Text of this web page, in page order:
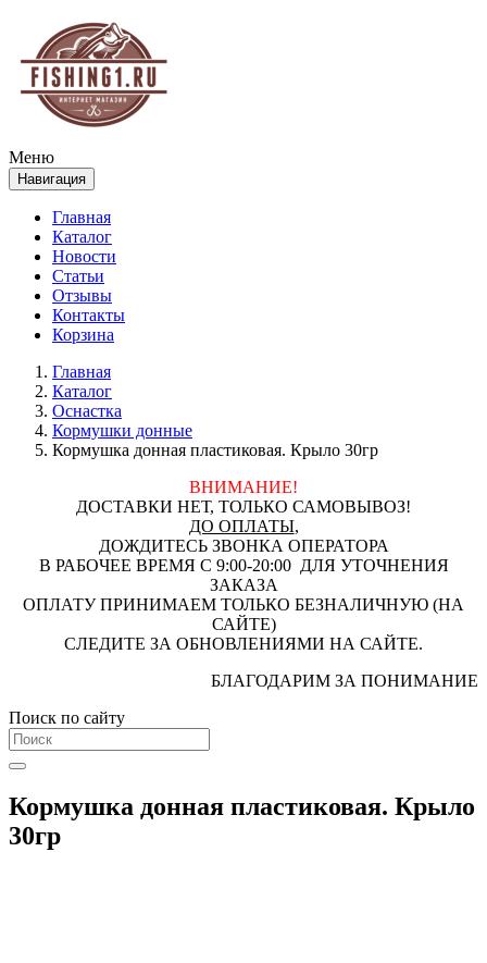
Меню
Навигация
Главная
Каталог
Новости
Статьи
Отзывы
Контакты
Корзина
Главная
Каталог
Оснастка
Кормушки донные
Кормушка донная пластиковая. Крыло 30гр
ВНИМАНИЕ!
ДОСТАВКИ НЕТ, ТОЛЬКО САМОВЫВОЗ!
ДО ОПЛАТЫ,
ДОЖДИТЕСЬ ЗВОНКА ОПЕРАТОРА
В РАБОЧЕЕ ВРЕМЯ С 9:00-20:00 ДЛЯ УТОЧНЕНИЯ
ЗАКАЗА
ОПЛАТУ ПРИНИМАЕМ ТОЛЬКО БЕЗНАЛИЧНУЮ (НА
САЙТЕ)
СЛЕДИТЕ ЗА ОБНОВЛЕНИЯМИ НА САЙТЕ.
БЛАГОДАРИМ ЗА ПОНИМАНИЕ
Поиск по сайту
Кормушка донная пластиковая. Крыло
30гр